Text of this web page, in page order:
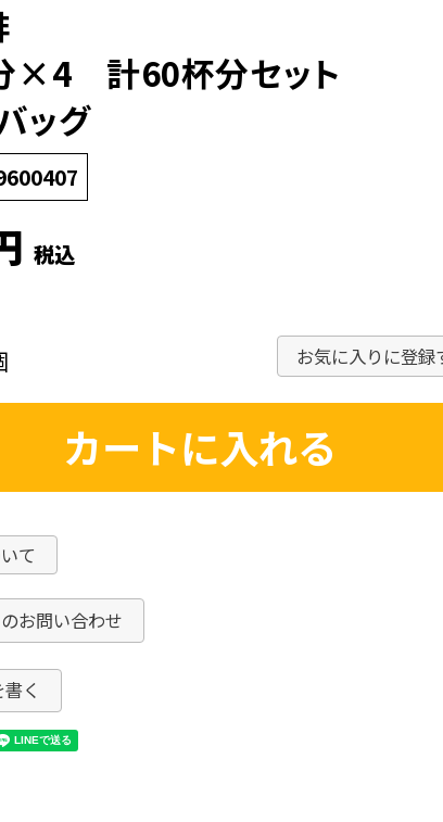
×4 計60杯分セット
ッグ
税込
お気に入りに登録
カートに入れる
て
お問い合わせ
く